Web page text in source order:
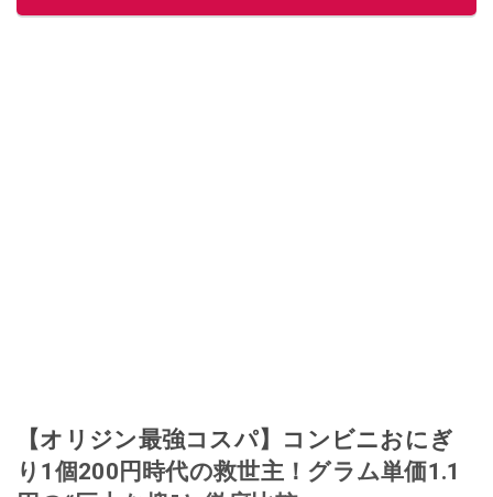
【オリジン最強コスパ】コンビニおにぎ
り1個200円時代の救世主！グラム単価1.1